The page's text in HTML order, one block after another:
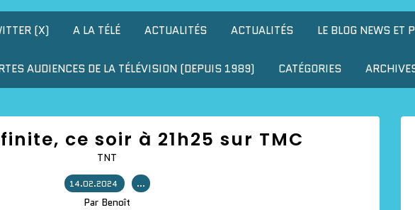
(X) A LA TÉLÉ ACTUALITÉS ACTUALITÉS LE BLOG NEWS ET
AUDIENCES DE LA TÉLÉVISION (DEPUIS 1989) CATÉGORIES
ce soir à 21h25 sur TMC
TNT
14.02.2024 …
Par Benoît